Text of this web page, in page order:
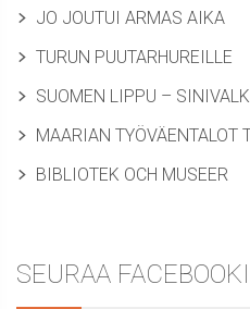
JO JOUTUI ARMAS AIKA
TURUN PUUTARHUREILLE
SUOMEN LIPPU –
MAARIAN TYÖVÄENTALOT
BIBLIOTEK OCH MUSEER
SEURAA